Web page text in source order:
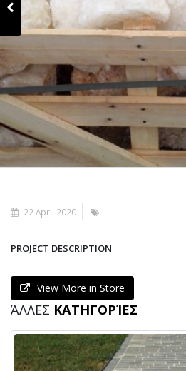
22 April 2020
PROJECT DESCRIPTION
View More in Store
ΆΛΛΕΣ ΚΑΤΗΓΟΡΊΕΣ